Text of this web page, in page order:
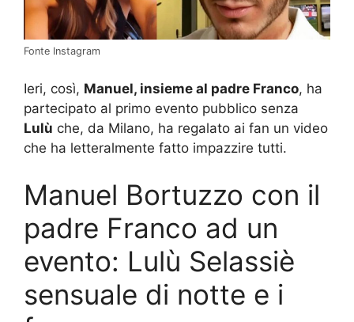
Fonte Instagram
Ieri, così, Manuel, insieme al padre Franco, ha
partecipato al primo evento pubblico senza
Lulù che, da Milano, ha regalato ai fan un video
che ha letteralmente fatto impazzire tutti.
Manuel Bortuzzo con il
padre Franco ad un
evento: Lulù Selassiè
sensuale di notte e i